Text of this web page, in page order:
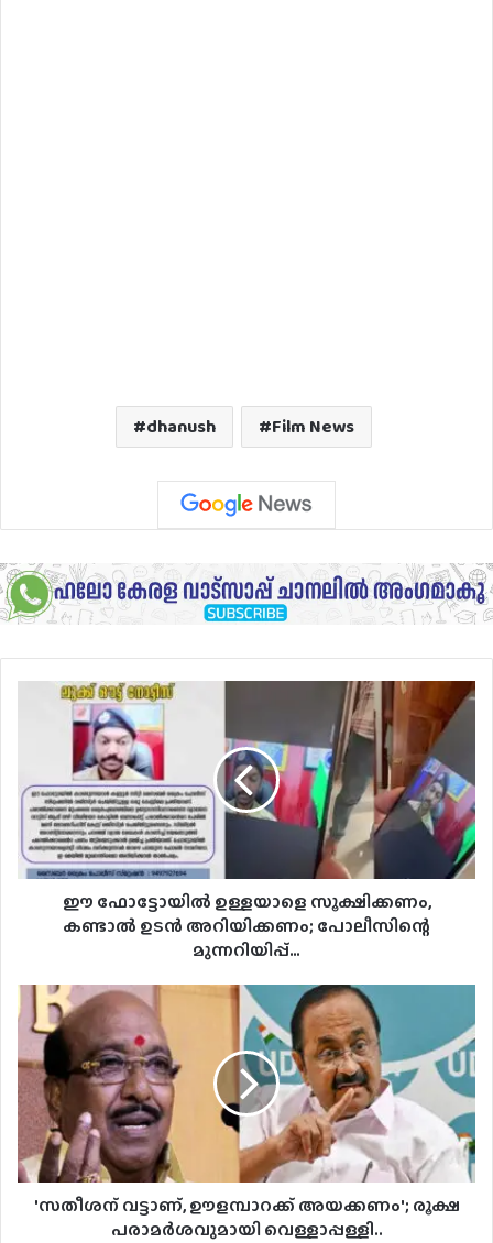
dhanush Film News
ഫോട്ടോയിൽ
ഉള്ളയാളെ
സൂക്ഷിക്കണം,
കണ്ടാൽ
ഉടൻ
അറിയിക്കണം;
പോലീസിന്റെ
മുന്നറിയിപ്പ്…
ഈ ഫോട്ടോയിൽ ഉള്ളയാളെ സൂക്ഷിക്കണം,
കണ്ടാൽ ഉടൻ അറിയിക്കണം; പോലീസിന്റെ
മുന്നറിയിപ്പ്…
'സതീശന്
വട്ടാണ്,
ഊളമ്പാറക്ക്
അയക്കണം';
രൂക്ഷ
പരാമർശവുമായി
വെള്ളാപ്പള്ളി..
'സതീശന് വട്ടാണ്, ഊളമ്പാറക്ക് അയക്കണം'; രൂക്ഷ
പരാമർശവുമായി വെള്ളാപ്പള്ളി..